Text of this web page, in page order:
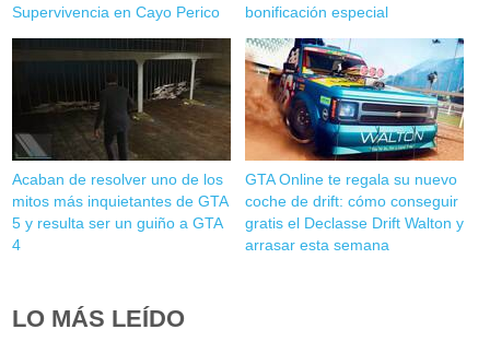
Supervivencia en Cayo Perico
bonificación especial
Acaban de resolver uno de los
mitos más inquietantes de GTA
5 y resulta ser un guiño a GTA
4
GTA Online te regala su nuevo
coche de drift: cómo conseguir
gratis el Declasse Drift Walton y
arrasar esta semana
LO MÁS LEÍDO